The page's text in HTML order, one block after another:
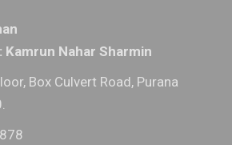
Nahar Sharmin
Box Culvert Road, Purana